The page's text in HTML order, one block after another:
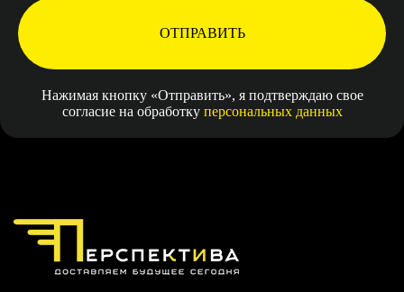
ОТПРАВИТЬ
Нажимая кнопку «Отправить», я подтверждаю свое
согласие на обработку персональных данных